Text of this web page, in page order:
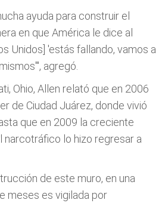
ayuda para construir el
en que América le dice al
Unidos] 'estás fallando, vamos a
agregó.
Ohio, Allen relató que en 2006
de Ciudad Juárez, donde vivió
que en 2009 la creciente
narcotráfico lo hizo regresar a
de este muro, en una
meses es vigilada por